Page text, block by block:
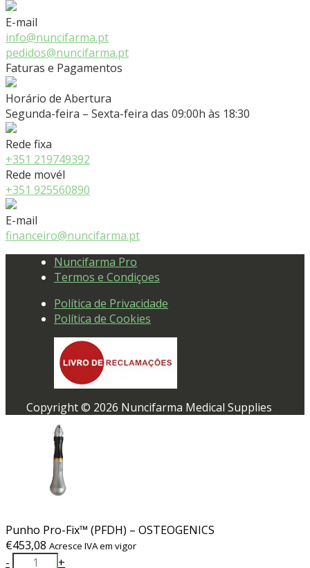
E-mail
info@nuncifarma.pt
pedidos@nuncifarma.pt
Faturas e Pagamentos
Horário de Abertura
Segunda-feira – Sexta-feira das 09:00h às 18:30
Rede fixa
+351 219749392
Rede movél
+351 925560890
E-mail
financeiro@nuncifarma.pt
Nuncifarma Pro
Termos e Condiçoes
Política de Privacidade
Política de Cookies
Copyright © 2026 Nuncifarma Medical Supplies
Punho Pro-Fix™ (PFDH) – OSTEOGENICS
€453,08 Acresce IVA em vigor
-
Quantidade
+